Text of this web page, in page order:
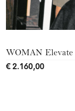
WOMAN Elevate
€ 2.160,00